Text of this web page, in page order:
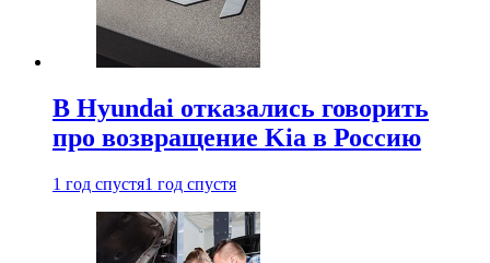
В Hyundai отказались говорить
про возвращение Kia в Россию
1 год спустя1 год спустя